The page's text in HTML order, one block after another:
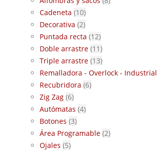
Cadeneta (10)
Decorativa (2)
Puntada recta (12)
Doble arrastre (11)
Triple arrastre (13)
Remalladora - Overlock - Industrial
Recubridora (6)
Zig Zag (6)
Autómatas (4)
Botones (3)
Área Programable (2)
Ojales (5)